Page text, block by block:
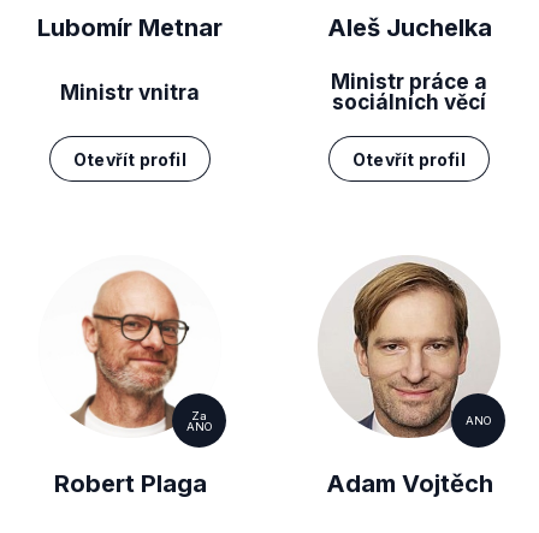
Lubomír Metnar
Ministr vnitra
Otevřít profil
Aleš Juchelka
Ministr práce a
sociálních věcí
Otevřít profil
Za
ANO
Robert Plaga
ANO
Adam Vojtěch